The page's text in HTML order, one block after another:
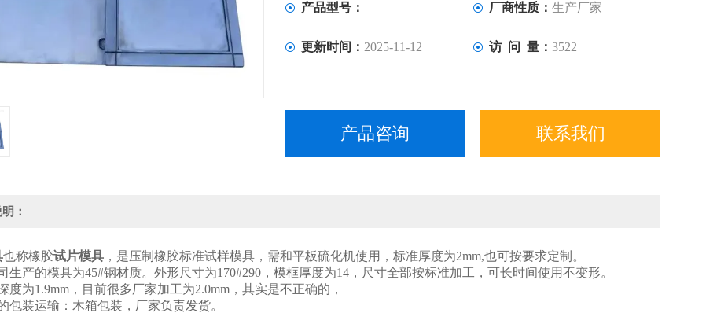
产品型号： 厂商性质： 生产厂家
更新时间： 2025-11-12 访 问 量： 3522
产品咨询 联系我们
：
也称橡胶试片模具 ，是压制橡胶标准试样模具，需和平板硫化机使用，标准厚度为2mm,也可按要求定制。
生产的模具为45#钢材质。外形尺寸为170#290，模框厚度为14，尺寸全部按标准加工，可长时间使用不变形。
度为1.9mm，目前很多厂家加工为2.0mm，其实是不正确的，
包装运输：木箱包装，厂家负责发货。